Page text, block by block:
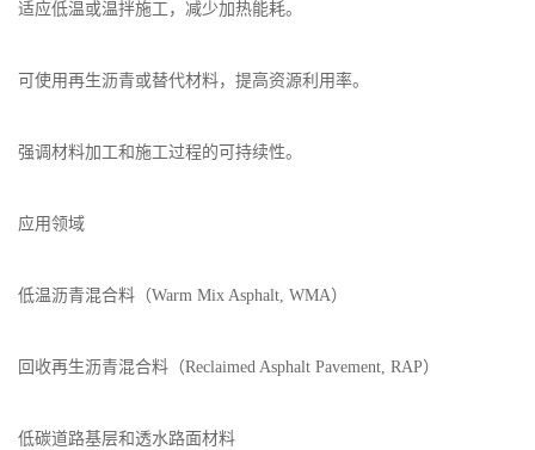
适应低温或温拌施工，减少加热能耗。
可使用再生沥青或替代材料，提高资源利用率。
强调材料加工和施工过程的可持续性。
应用领域
低温沥青混合料（Warm Mix Asphalt, WMA）
回收再生沥青混合料（Reclaimed Asphalt Pavement, RAP）
低碳道路基层和透水路面材料